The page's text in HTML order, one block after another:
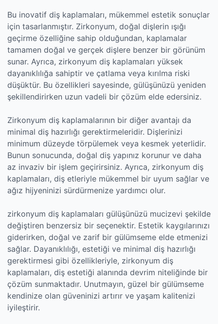
Bu inovatif diş kaplamaları, mükemmel estetik sonuçlar
için tasarlanmıştır. Zirkonyum, doğal dişlerin ışığı
geçirme özelliğine sahip olduğundan, kaplamalar
tamamen doğal ve gerçek dişlere benzer bir görünüm
sunar. Ayrıca, zirkonyum diş kaplamaları yüksek
dayanıklılığa sahiptir ve çatlama veya kırılma riski
düşüktür. Bu özellikleri sayesinde, gülüşünüzü yeniden
şekillendirirken uzun vadeli bir çözüm elde edersiniz.
Zirkonyum diş kaplamalarının bir diğer avantajı da
minimal diş hazırlığı gerektirmeleridir. Dişlerinizi
minimum düzeyde törpülemek veya kesmek yeterlidir.
Bunun sonucunda, doğal diş yapınız korunur ve daha
az invaziv bir işlem geçirirsiniz. Ayrıca, zirkonyum diş
kaplamaları, diş etleriyle mükemmel bir uyum sağlar ve
ağız hijyeninizi sürdürmenize yardımcı olur.
zirkonyum diş kaplamaları gülüşünüzü mucizevi şekilde
değiştiren benzersiz bir seçenektir. Estetik kaygılarınızı
giderirken, doğal ve zarif bir gülümseme elde etmenizi
sağlar. Dayanıklılığı, estetiği ve minimal diş hazırlığı
gerektirmesi gibi özellikleriyle, zirkonyum diş
kaplamaları, diş estetiği alanında devrim niteliğinde bir
çözüm sunmaktadır. Unutmayın, güzel bir gülümseme
kendinize olan güveninizi artırır ve yaşam kalitenizi
iyileştirir.